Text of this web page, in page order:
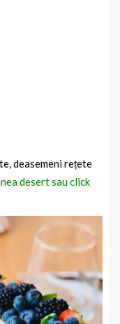
deasemeni rețete
desert sau click